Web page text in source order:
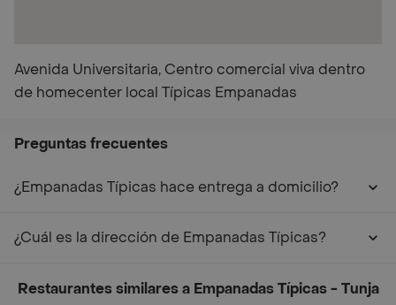
Avenida Universitaria, Centro comercial viva dentro
de homecenter local Típicas Empanadas
Preguntas frecuentes
¿Empanadas Típicas hace entrega a domicilio?
¿Cuál es la dirección de Empanadas Típicas?
Restaurantes similares a Empanadas Típicas - Tunja